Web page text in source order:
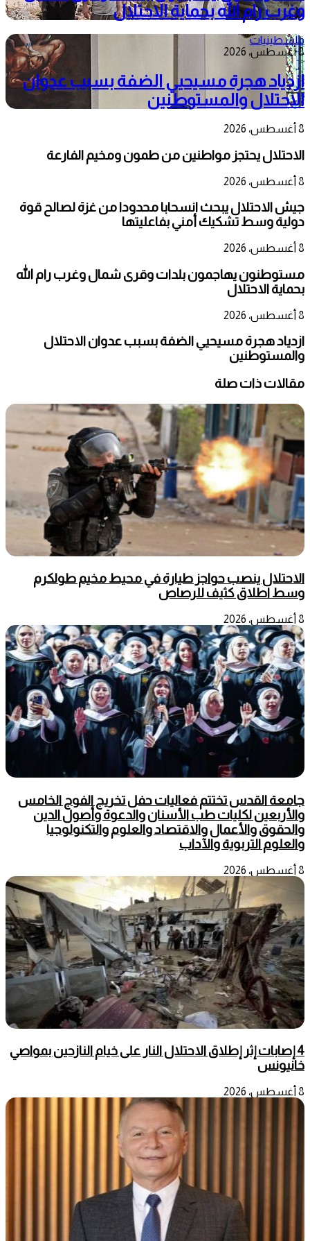
وغرب رام الله بحماية الاحتلال
فلسطينيات
8 أغسطس، 2026
ازدياد هجرة مسيحيي الضفة بسبب عدوان
الاحتلال والمستوطنين
8 أغسطس، 2026
الاحتلال يحتجز مواطنين من طمون ومخيم الفارعة
8 أغسطس، 2026
جيش الاحتلال يبحث انسحابا محدودا من غزة لصالح قوة
دولية وسط تشكيك أمني بفاعليتها
8 أغسطس، 2026
مستوطنون يهاجمون بلدات وقرى شمال وغرب رام الله
بحماية الاحتلال
8 أغسطس، 2026
ازدياد هجرة مسيحيي الضفة بسبب عدوان الاحتلال
والمستوطنين
مقالات ذات صلة
الاحتلال ينصب حواجز طيارة في محيط مخيم طولكرم
وسط اطلاق كثيف للرصاص
8 أغسطس، 2026
جامعة القدس تختتم فعاليات حفل تخريج الفوج الخامس
والأربعين لكليات طب الأسنان والدعوة وأصول الدين
والحقوق والأعمال والاقتصاد والعلوم والتكنولوجيا
والعلوم التربوية والآداب
8 أغسطس، 2026
4 إصابات إثر إطلاق الاحتلال النار على خيام النازحين بمواصي
خانيونس
8 أغسطس، 2026